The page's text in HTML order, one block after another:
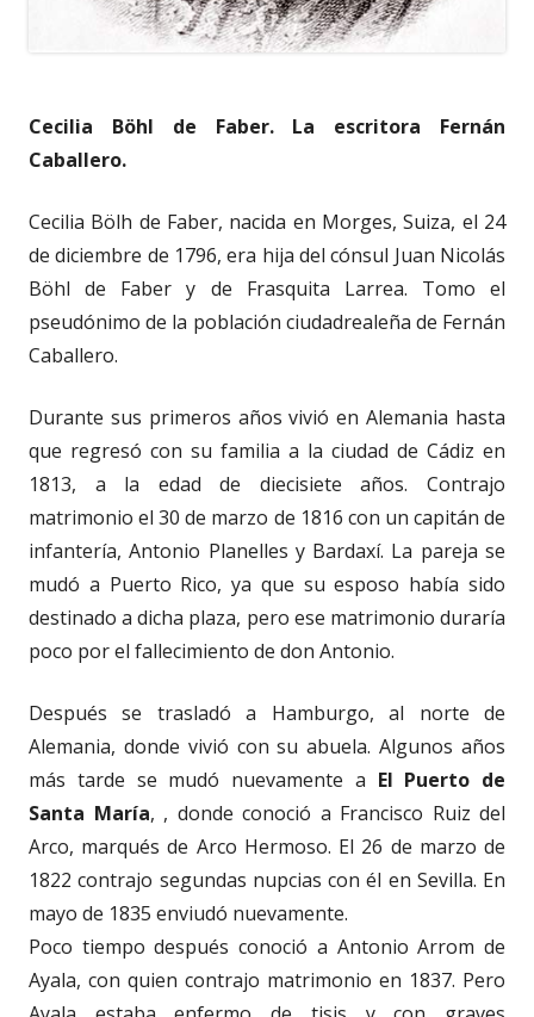
Cecilia Böhl de Faber. La escritora Fernán
Caballero.
Cecilia Bölh de Faber, nacida en Morges, Suiza, el 24
de diciembre de 1796, era hija del cónsul Juan Nicolás
Böhl de Faber y de Frasquita Larrea. Tomo el
pseudónimo de la población ciudadrealeña de Fernán
Caballero.
Durante sus primeros años vivió en Alemania hasta
que regresó con su familia a la ciudad de Cádiz en
1813, a la edad de diecisiete años. Contrajo
matrimonio el 30 de marzo de 1816 con un capitán de
infantería, Antonio Planelles y Bardaxí. La pareja se
mudó a Puerto Rico, ya que su esposo había sido
destinado a dicha plaza, pero ese matrimonio duraría
poco por el fallecimiento de don Antonio.
Después se trasladó a Hamburgo, al norte de
Alemania, donde vivió con su abuela. Algunos años
más tarde se mudó nuevamente a El Puerto de
Santa María, , donde conoció a Francisco Ruiz del
Arco, marqués de Arco Hermoso. El 26 de marzo de
1822 contrajo segundas nupcias con él en Sevilla. En
mayo de 1835 enviudó nuevamente.
Poco tiempo después conoció a Antonio Arrom de
Ayala, con quien contrajo matrimonio en 1837. Pero